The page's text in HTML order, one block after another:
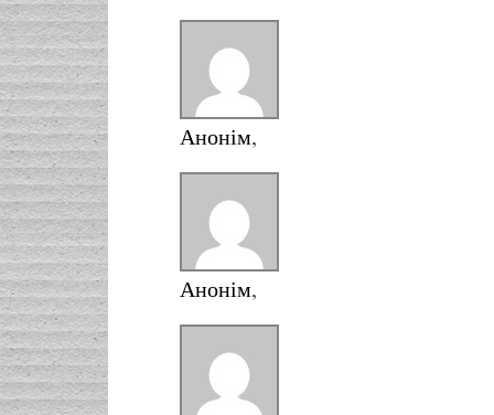
Анонім,
Анонім,